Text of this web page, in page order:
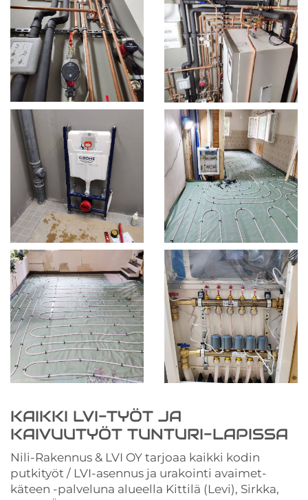
KAIKKI LVI-TYÖT JA
KAIVUUTYÖT TUNTURI-LAPISSA
Nili-Rakennus & LVI OY tarjoaa kaikki kodin
putkityöt / LVI-asennus ja urakointi avaimet-
käteen -palveluna alueella Kittilä (Levi), Sirkka,